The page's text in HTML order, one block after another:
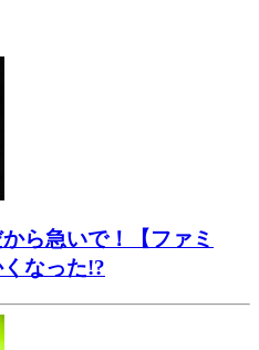
ら急いで！【ファミ
なった!?